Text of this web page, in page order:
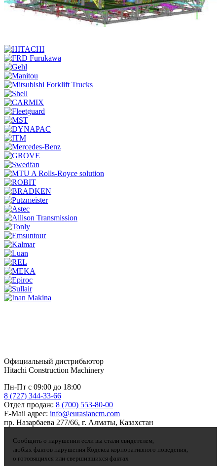
Официальный дистрибьютор
Hitachi Construction Machinery
Пн-Пт с 09:00 до 18:00
8 (727) 344-33-66
Отдел продаж: 8 (700) 553-80-00
E-Mail адрес: info@eurasiancm.com
пр. Назарбаева 277/66, г. Алматы, Казахстан
Сообщить о нарушении если вы стали свидетелем,
любых фактов нарушения Кодекса корпоративного поведения,
о готовящихся или свершившихся фактах